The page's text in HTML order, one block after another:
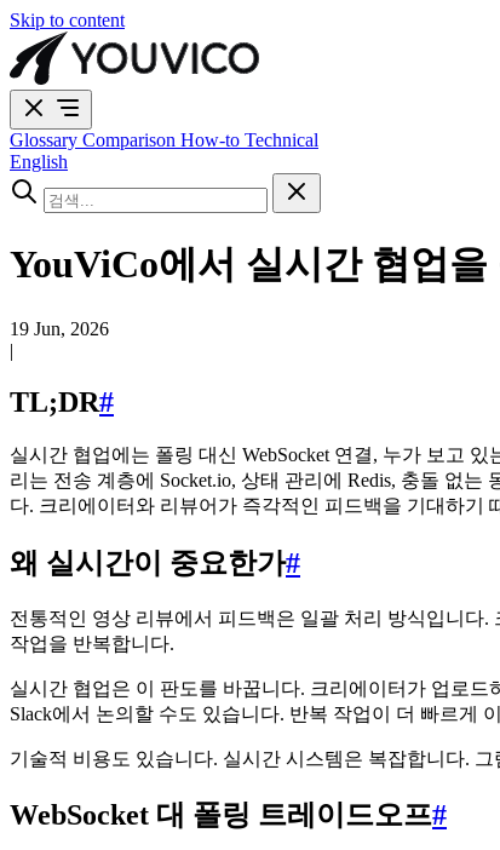
Skip to content
Glossary Comparison How-to Technical
English
YouViCo에서 실시간 협업을
19 Jun, 2026
|
TL;DR#
실시간 협업에는 폴링 대신 WebSocket 연결, 누가 보고
리는 전송 계층에 Socket.io, 상태 관리에 Redis, 충돌 없는
다. 크리에이터와 리뷰어가 즉각적인 피드백을 기대하기
왜 실시간이 중요한가#
전통적인 영상 리뷰에서 피드백은 일괄 처리 방식입니다
작업을 반복합니다.
실시간 협업은 이 판도를 바꿉니다. 크리에이터가 업로
Slack에서 논의할 수도 있습니다. 반복 작업이 더 빠르게
기술적 비용도 있습니다. 실시간 시스템은 복잡합니다.
WebSocket 대 폴링 트레이드오프#